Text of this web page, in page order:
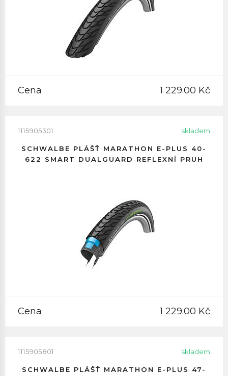
Cena 1 229.00 Kč
1115905301 skladem
SCHWALBE PLÁŠŤ MARATHON E-PLUS 40-
622 SMART DUALGUARD REFLEXNÍ PRUH
Cena 1 229.00 Kč
1115905801 skladem
SCHWALBE PLÁŠŤ MARATHON E-PLUS 47-